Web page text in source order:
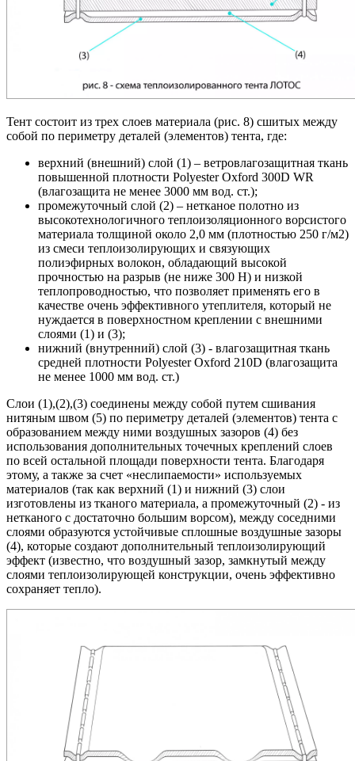
Тент состоит из трех слоев материала (рис. 8) сшитых между
собой по периметру деталей (элементов) тента, где:
верхний (внешний) слой (1) – ветровлагозащитная ткань
повышенной плотности Polyester Oxford 300D WR
(влагозащита не менее 3000 мм вод. ст.);
промежуточный слой (2) – нетканое полотно из
высокотехнологичного теплоизоляционного ворсистого
материала толщиной около 2,0 мм (плотностью 250 г/м2)
из смеси теплоизолирующих и связующих
полиэфирных волокон, обладающий высокой
прочностью на разрыв (не ниже 300 Н) и низкой
теплопроводностью, что позволяет применять его в
качестве очень эффективного утеплителя, который не
нуждается в поверхностном креплении с внешними
слоями (1) и (3);
нижний (внутренний) слой (3) - влагозащитная ткань
средней плотности Polyester Oxford 210D (влагозащита
не менее 1000 мм вод. ст.)
Слои (1),(2),(3) соединены между собой путем сшивания
нитяным швом (5) по периметру деталей (элементов) тента с
образованием между ними воздушных зазоров (4) без
использования дополнительных точечных креплений слоев
по всей остальной площади поверхности тента. Благодаря
этому, а также за счет «неслипаемости» используемых
материалов (так как верхний (1) и нижний (3) слои
изготовлены из тканого материала, а промежуточный (2) - из
нетканого с достаточно большим ворсом), между соседними
слоями образуются устойчивые сплошные воздушные зазоры
(4), которые создают дополнительный теплоизолирующий
эффект (известно, что воздушный зазор, замкнутый между
слоями теплоизолирующей конструкции, очень эффективно
сохраняет тепло).